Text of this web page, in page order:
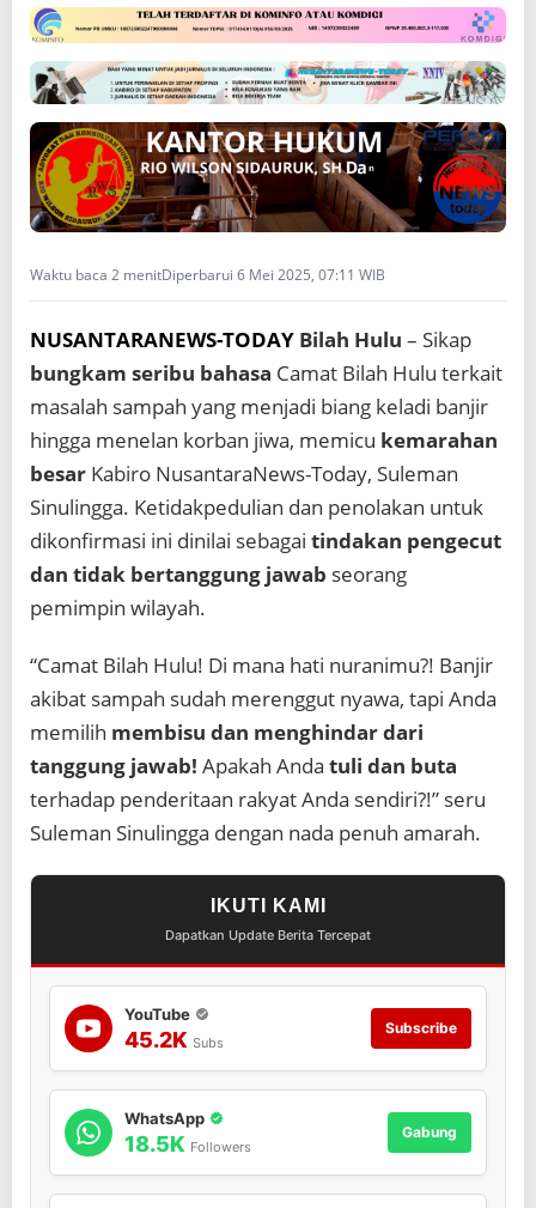
K
A
M
S
A
L
S
A
M
A
E
Y
E
A
B
B
A
N
J
I
E
D
A
A
H
-
R
A
B
I
R
O
N
S
A
Waktu baca 2 menitDiperbarui 6 Mei 2025, 07:11 WIB
NUSANTARANEWS-TODAY Bilah Hulu – Sikap
bungkam seribu bahasa Camat Bilah Hulu terkait
masalah sampah yang menjadi biang keladi banjir
hingga menelan korban jiwa, memicu kemarahan
besar Kabiro NusantaraNews-Today, Suleman
Sinulingga. Ketidakpedulian dan penolakan untuk
dikonfirmasi ini dinilai sebagai tindakan pengecut
dan tidak bertanggung jawab seorang
pemimpin wilayah.
“Camat Bilah Hulu! Di mana hati nuranimu?! Banjir
akibat sampah sudah merenggut nyawa, tapi Anda
memilih membisu dan menghindar dari
tanggung jawab! Apakah Anda tuli dan buta
terhadap penderitaan rakyat Anda sendiri?!” seru
Suleman Sinulingga dengan nada penuh amarah.
IKUTI KAMI
Dapatkan Update Berita Tercepat
YouTube
45.2K Subs
Subscribe
WhatsApp
18.5K Followers
Gabung